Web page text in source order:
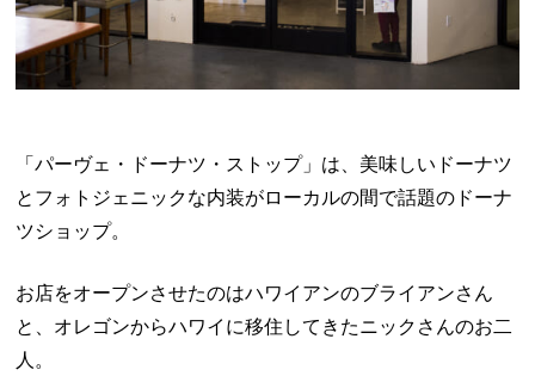
「パーヴェ・ドーナツ・ストップ」は、美味しいドーナツ
とフォトジェニックな内装がローカルの間で話題のドーナ
ツショップ。
お店をオープンさせたのはハワイアンのブライアンさん
と、オレゴンからハワイに移住してきたニックさんのお二
人。